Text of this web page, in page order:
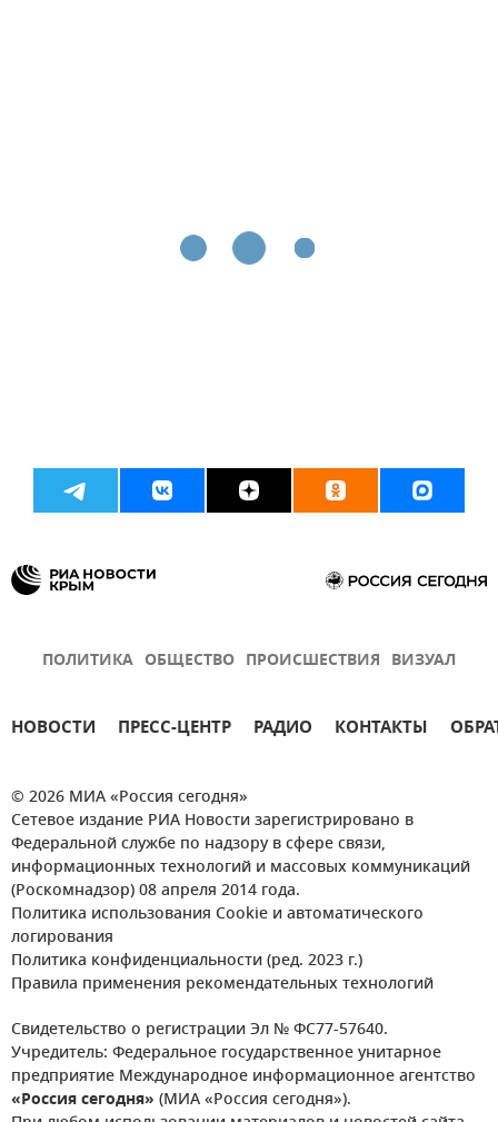
ПОЛИТИКА ОБЩЕСТВО ПРОИСШЕСТВИЯ ВИЗУАЛ
НОВОСТИ ПРЕСС-ЦЕНТР РАДИО КОНТАКТЫ
© 2026 МИА «Россия сегодня»
Сетевое издание РИА Новости зарегистрировано в
Федеральной службе по надзору в сфере связи,
информационных технологий и массовых коммуникаций
(Роскомнадзор) 08 апреля 2014 года.
Политика использования Cookie и автоматического
логирования
Политика конфиденциальности (ред. 2023 г.)
Правила применения рекомендательных технологий
Свидетельство о регистрации Эл № ФС77-57640.
Учредитель: Федеральное государственное унитарное
предприятие Международное информационное агентство
«Россия сегодня» (МИА «Россия сегодня»).